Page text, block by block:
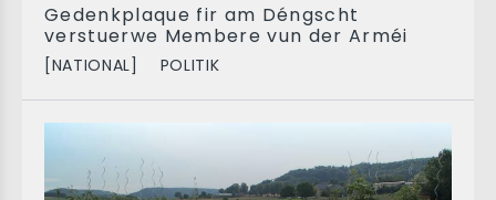
Gedenkplaque fir am Déngscht
verstuerwe Membere vun der Arméi
[NATIONAL] POLITIK